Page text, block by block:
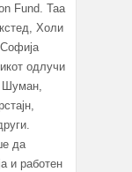
Fund. Таа
Холи
одлучи
Шуман,
да
и работен